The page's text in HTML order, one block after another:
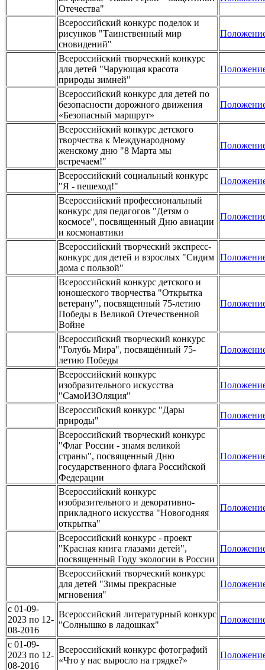
Отечества"
Всероссийский конкурс поделок и
рисунков "Таинственный мир
сновидений"
Всероссийский творческий конкурс
для детей "Чарующая красота
природы зимней"
Всероссийский конкурс для детей по
безопасности дорожного движения
«Безопасный маршрут»
Всероссийский конкурс детского
творчества к Международному
женскому дню "8 Марта мы
встречаем!"
Всероссийский социальный конкурс
"Я - пешеход!"
Всероссийский профессиональный
конкурс для педагогов "Детям о
космосе", посвященный Дню авиации
и космонавтики
Всероссийский творческий экспресс-
конкурс для детей и взрослых "Сидим
дома с пользой"
Всероссийский конкурс детского и
юношеского творчества "Открытка
ветерану", посвященный 75-летию
Победы в Великой Отечественной
Войне
Всероссийский творческий конкурс
"Голубь Мира", посвящённый 75-
летию Победы
Всероссийский конкурс
изобразительного искусства
"СамоИЗОляция"
Всероссийский конкурс "Дары
природы"
Всероссийский творческий конкурс
"Флаг России - знамя великой
страны", посвященный Дню
государственного флага Российской
Федерации
Всероссийский конкурс
изобразительного и декоративно-
прикладного искусства "Новогодняя
открытка"
Всероссийский конкурс - проект
"Красная книга глазами детей",
посвященный Году экологии в России
Всероссийский творческий конкурс
для детей "Зимы прекрасные
мгновения"
c 01-09-
2023 по 12-
08-2016
Всероссийский литературный конкурс
"Солнышко в ладошках"
c 01-09-
2023 по 12-
08-2016
Всероссийский конкурс фотографий
«Что у нас выросло на грядке?»